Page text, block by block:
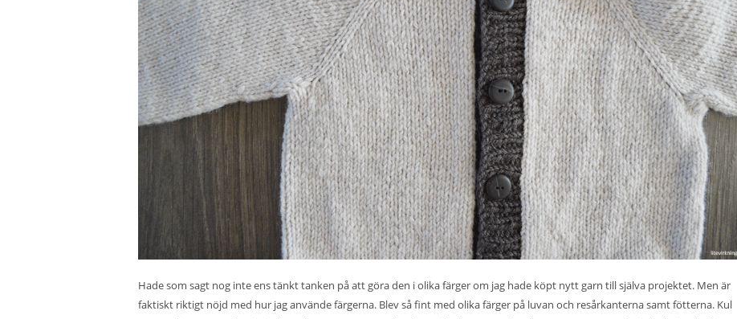
Hade som sagt nog inte ens tänkt tanken på att göra den i olika färger om jag hade köpt nytt garn till själva projektet. Men är
faktiskt riktigt nöjd med hur jag använde färgerna. Blev så fint med olika färger på luvan och resårkanterna samt fötterna. Kul